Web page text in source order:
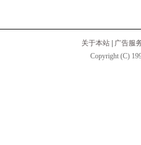
关于本站
广告服
Copyright (C)